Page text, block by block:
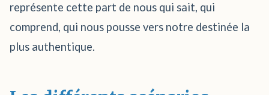
représente cette part de nous qui sait, qui
comprend, qui nous pousse vers notre destinée la
plus authentique.